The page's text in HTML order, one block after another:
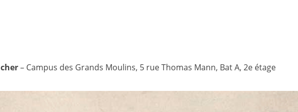
– Campus des Grands Moulins, 5 rue Thomas Mann, Bat A, 2e étage